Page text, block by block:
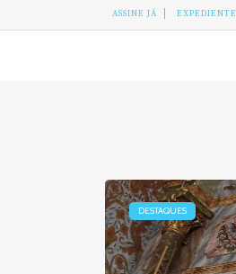
ASSINE JÁ EXPEDIENTE
DESTAQUES